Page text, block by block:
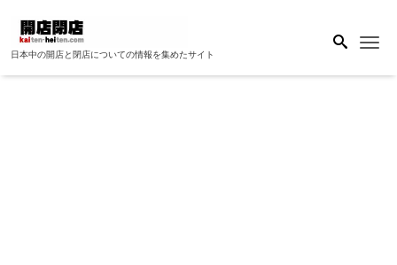
日本中の開店と閉店についての情報を集めたサイト